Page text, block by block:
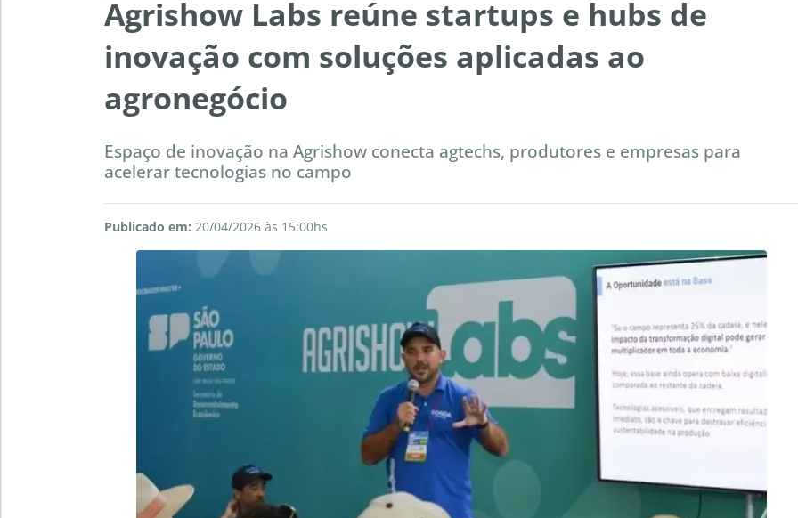
Agrishow Labs reúne startups e hubs de
inovação com soluções aplicadas ao
agronegócio
Espaço de inovação na Agrishow conecta agtechs, produtores e empresas para
acelerar tecnologias no campo
Publicado em: 20/04/2026 às 15:00hs